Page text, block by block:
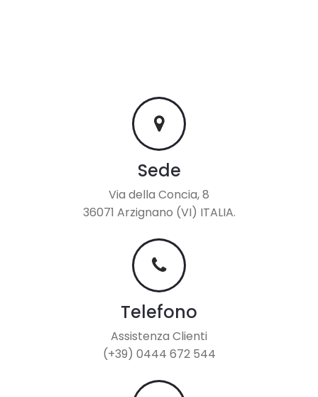
Sede
Via della Concia, 8
36071 Arzignano (VI) ITALIA.
Telefono
Assistenza Clienti
(+39) 0444 672 544